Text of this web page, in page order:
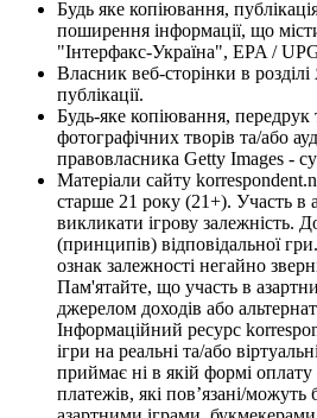
Будь яке копіювання,
поширення інформації, що
"Інтерфакс-Україна", EPA /
Власник веб-сторінки в
публікації.
Будь-яке копіювання, передрук
фотографічних творів та/або
правовласника Getty Images -
Матеріали сайту
старше 21 року (21+). Участь в
викликати ігрову залежність.
(принципів) відповідальної
ознак залежності негайно
Пам'ятайте, що участь в
джерелом доходів або
Інформаційний ресурс
ігри на реальні та/або
приймає ні в якій формі
платежів, які пов’язані/можуть